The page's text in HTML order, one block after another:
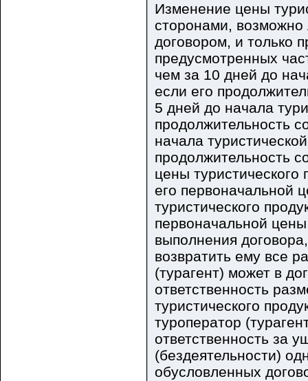
Изменение цены
сторонами,
договором, и только
предусмотренных
чем за 10 дней до
если его
5 дней до начала
продолжительность
начала
продолжительность
цены
его первоначальной
туристического
первоначальной цены
выполнения
возвратить ему все
(турагент) может в
ответственность
туристического
туроператор
ответственность за
(бездеятельности)
обусловленных